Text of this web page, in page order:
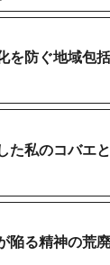
を防ぐ地域包
た私のコバエ
陥る精神の荒